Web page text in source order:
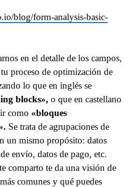
blog/form-analysis-basic-
en el detalle de los campos,
proceso de optimización de
lo que en inglés se
blocks», o que en castellano
como «bloques
Se trata de agrupaciones de
un mismo propósito: datos
envío, datos de pago, etc.
comparto te da una visión de
comunes y qué puedes